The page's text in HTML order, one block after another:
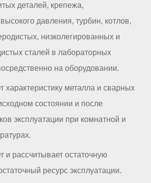
деталей, крепежа,
давления, турбин, котлов,
низколегированных и
сталей в лабораторных
на оборудовании.
характеристику металла и сварных
состоянии и после
эксплуатации при комнатной и
и рассчитывает остаточную
ресурс эксплуатации.